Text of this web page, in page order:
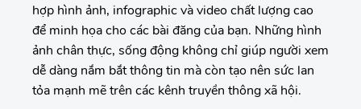
hợp hình ảnh, infographic và video chất lượng cao
để minh họa cho các bài đăng của bạn. Những hình
ảnh chân thực, sống động không chỉ giúp người xem
dễ dàng nắm bắt thông tin mà còn tạo nên sức lan
tỏa mạnh mẽ trên các kênh truyền thông xã hội.